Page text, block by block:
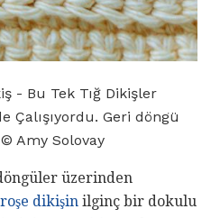
- Bu Tek Tığ Dikişler
Çalışıyordu. Geri döngü
Amy Solovay
üzerinden
dikişin ilginç bir dokulu